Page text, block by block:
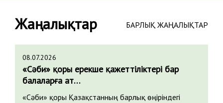
Жаңалықтар БАРЛЫҚ ЖАҢАЛЫҚТАР
08.07.2026
«Сәби» қоры ерекше қажеттіліктері бар
балаларға ат…
«Сәби» қоры Қазақстанның барлық өңіріндегі